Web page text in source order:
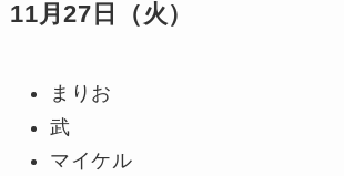
11月27日（火）
まりお
武
マイケル